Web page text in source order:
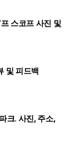
스코프 사진 및
및 피드백
크. 사진, 주소,